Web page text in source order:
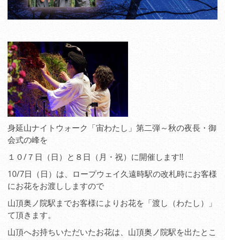
身延山ナイトウォーク「宙わたし」第二弾～秋の夜長・御
会式の峰を
１０/７日（日）と８日（月・祝）に開催します!!
10/7日（日）は、ロープウェイ久遠時駅の改札時にお客様
にお花をお渡ししますので
山頂奥ノ院駅までお客様によりお花を「渡し（わたし）」
て頂きます。
山頂へお持ちいただいたお花は、山頂奥ノ院駅を出たとこ